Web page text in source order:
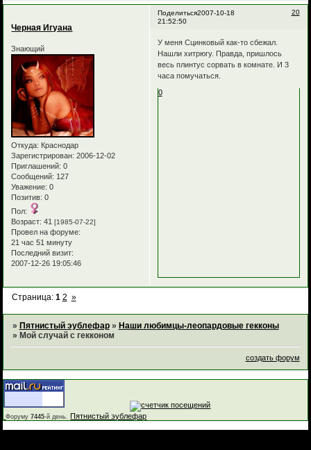
Поделиться 20
2007-10-18
21:52:50
Черная Игуана
Знающий
Откуда: Краснодар
Зарегистрирован: 2006-12-02
Приглашений: 0
Сообщений: 127
Уважение: 0
Позитив: 0
Пол:
Возраст: 41[1985-07-22]
Провел на форуме:
21 час 51 минуту
Последний визит:
2007-12-26 19:05:46
У меня Сцинковый как-то сбежал.
Нашли хитрюгу. Правда, пришлось
весь плинтус сорвать в комнате. И 3
часа помучаться.
0
Страница: 1 2 »
» Пятнистый эублефар » Наши любимцы-леопардовые гекконы
» Мой случай с гекконом
создать форум
Форуму7445-й день. Пятнистый эублефар